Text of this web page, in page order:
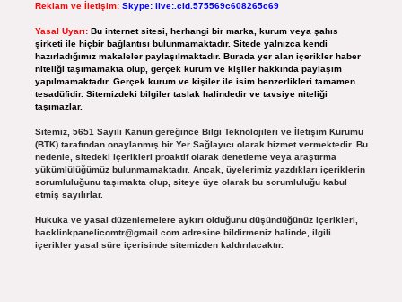
Reklam ve İletişim: Skype: live:.cid.575569c608265c69
Yasal Uyarı: Bu internet sitesi, herhangi bir marka, kurum veya şahıs
şirketi ile hiçbir bağlantısı bulunmamaktadır. Sitede yalnızca kendi
hazırladığımız makaleler paylaşılmaktadır. Burada yer alan içerikler haber
niteliği taşımamakta olup, gerçek kurum ve kişiler hakkında paylaşım
yapılmamaktadır. Gerçek kurum ve kişiler ile isim benzerlikleri tamamen
tesadüfidir. Sitemizdeki bilgiler taslak halindedir ve tavsiye niteliği
taşımazlar.
Sitemiz, 5651 Sayılı Kanun gereğince Bilgi Teknolojileri ve İletişim Kurumu
(BTK) tarafından onaylanmış bir Yer Sağlayıcı olarak hizmet vermektedir. Bu
nedenle, sitedeki içerikleri proaktif olarak denetleme veya araştırma
yükümlülüğümüz bulunmamaktadır. Ancak, üyelerimiz yazdıkları içeriklerin
sorumluluğunu taşımakta olup, siteye üye olarak bu sorumluluğu kabul
etmiş sayılırlar.
Hukuka ve yasal düzenlemelere aykırı olduğunu düşündüğünüz içerikleri,
backlinkpanelicomtr@gmail.comadresine bildirmeniz halinde, ilgili
içerikler yasal süre içerisinde sitemizden kaldırılacaktır.